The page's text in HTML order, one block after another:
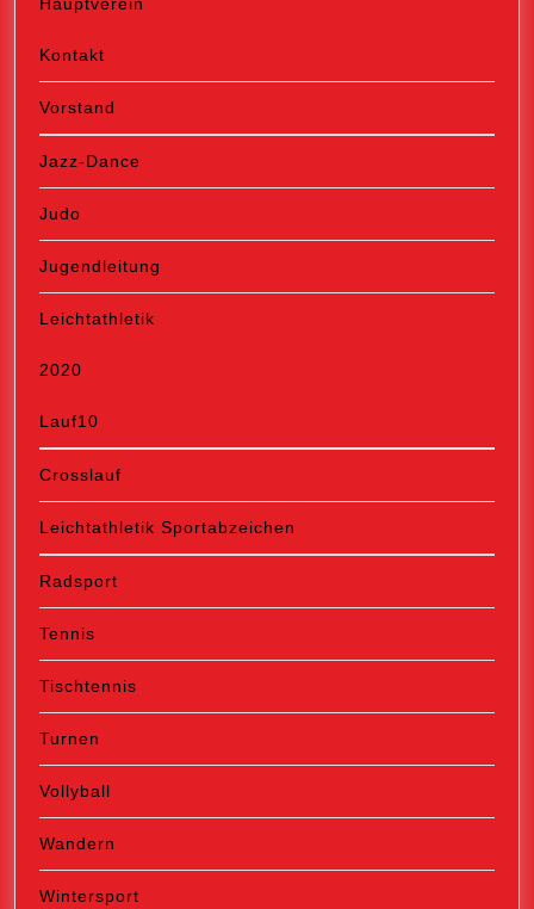
Kontakt
Vorstand
Jazz-Dance
Judo
Jugendleitung
Leichtathletik
2020
Lauf10
Crosslauf
Leichtathletik Sportabzeichen
Radsport
Tennis
Tischtennis
Turnen
Vollyball
Wandern
Wintersport